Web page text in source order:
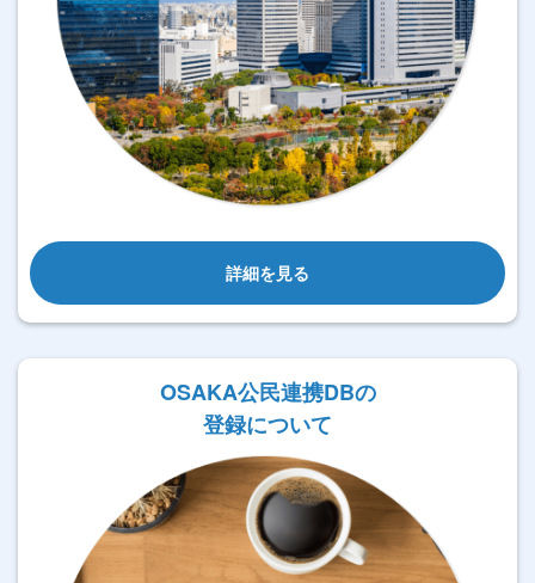
詳細を見る
OSAKA公民連携DBの
登録について